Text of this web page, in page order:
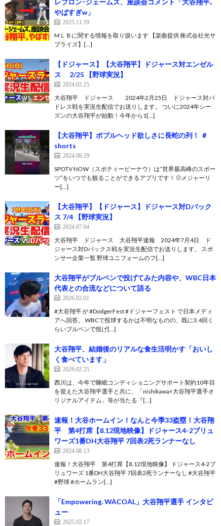
レブロン･ジェームズ、座談会コメント「大谷翔平､
やばすぎw」
2025.11.19
MＬＢに関する情報を取り扱います 【楽曲提供 株式会社光サ
プライズ】[…]
【ドジャース】【大谷翔平】ドジャース対エンゼル
ス 2/25 【野球実況】
2024.02.25
大谷翔平 ドジャース 2024年2月25日 ドジャース対パ
ドレス戦を実況生配信でお送りします。 ついに2024年シー
ズンの大谷翔平が始動！今年から1[…]
【大谷翔平】ボブルヘッド欲しさに長蛇の列！ ＃
shorts
2024.08.29
SPOTV NOW（スポティービーナウ）は”世界最高峰のスポー
ツ”をいつでも観ることができるアプリです！ ⚾️メジャーリ
ー[…]
【大谷翔平】【ドジャース】ドジャース対Dバック
ス 7/4 【野球実況】
2024.07.04
大谷翔平 ドジャース 大谷翔平速報 2024年7月4日 ド
ジャース対Dバックス戦を実況生配信でお送りします。 スポ
ンサー企業一覧 野球ユニフォームのフ[…]
大谷翔平がブルペンで投げてみた内容や、WBC日本
代表との合流などについて語る
2026.02.01
#大谷翔平 が #DodgerFest #ドジャーフェスト で日本メディ
アへ回答。 WBCで投球するかは不明なものの、既に3.4回く
らいブルペンで投げ[…]
大谷翔平、結婚後のリアルな食生活明かす「おいし
く食べています」
2026.02.25
西川は、今年で睡眠コンディショニングサポート契約10年目
を迎えた大谷翔平選手と共に、「nishikawa×大谷翔平選手オ
リジナルアイテム」等が当たる『[…]
速報！大谷ホームイン！なんと今季33盗塁！大谷翔
平 第4打席【8.12現地映像】ドジャース4-2ブリュ
ワーズ1番DH大谷翔平 7回表2死ランナーなし
2024.08.13
速報！大谷翔平 第4打席【8.12現地映像】 ドジャース4-2ブ
リュワーズ 1番DH大谷翔平 7回表2死ランナーなし #大谷翔平
#野球 #ホームラン[…]
「Empowering. WACOAL」大谷翔平選手 インタビ
ュー
2025.02.17